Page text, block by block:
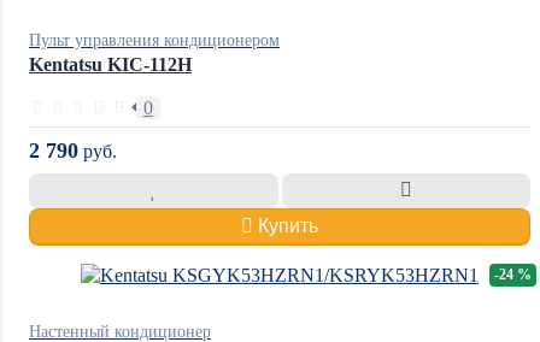
Пульт управления кондиционером
Kentatsu KIC-112H
0
2 790 руб.
Купить
Настенный кондиционер
-24 %